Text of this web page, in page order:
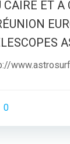
CAIRE ET
0